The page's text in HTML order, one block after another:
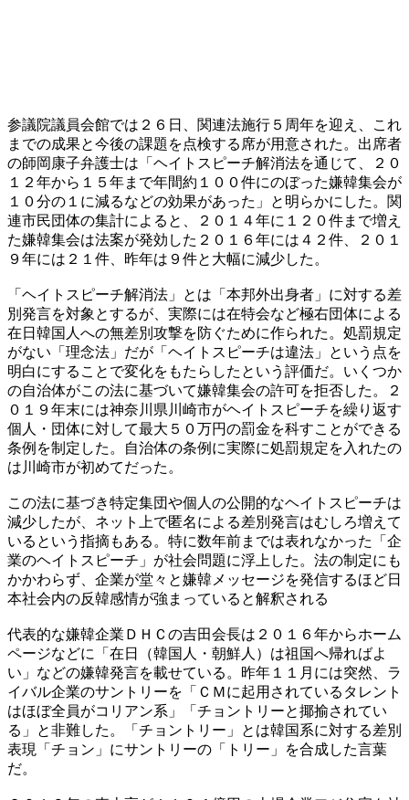
参議院議員会館では２６日、関連法施行５周年を迎え、これ
までの成果と今後の課題を点検する席が用意された。出席者
の師岡康子弁護士は「ヘイトスピーチ解消法を通じて、２０
１２年から１５年まで年間約１００件にのぼった嫌韓集会が
１０分の１に減るなどの効果があった」と明らかにした。関
連市民団体の集計によると、２０１４年に１２０件まで増え
た嫌韓集会は法案が発効した２０１６年には４２件、２０１
９年には２１件、昨年は９件と大幅に減少した。
「ヘイトスピーチ解消法」とは「本邦外出身者」に対する差
別発言を対象とするが、実際には在特会など極右団体による
在日韓国人への無差別攻撃を防ぐために作られた。処罰規定
がない「理念法」だが「ヘイトスピーチは違法」という点を
明白にすることで変化をもたらしたという評価だ。いくつか
の自治体がこの法に基づいて嫌韓集会の許可を拒否した。２
０１９年末には神奈川県川崎市がヘイトスピーチを繰り返す
個人・団体に対して最大５０万円の罰金を科すことができる
条例を制定した。自治体の条例に実際に処罰規定を入れたの
は川崎市が初めてだった。
この法に基づき特定集団や個人の公開的なヘイトスピーチは
減少したが、ネット上で匿名による差別発言はむしろ増えて
いるという指摘もある。特に数年前までは表れなかった「企
業のヘイトスピーチ」が社会問題に浮上した。法の制定にも
かかわらず、企業が堂々と嫌韓メッセージを発信するほど日
本社会内の反韓感情が強まっていると解釈される
代表的な嫌韓企業ＤＨＣの吉田会長は２０１６年からホーム
ページなどに「在日（韓国人・朝鮮人）は祖国へ帰ればよ
い」などの嫌韓発言を載せている。昨年１１月には突然、ラ
イバル企業のサントリーを「ＣＭに起用されているタレント
はほぼ全員がコリアン系」「チョントリーと揶揄されてい
る」と非難した。「チョントリー」とは韓国系に対する差別
表現「チョン」にサントリーの「トリー」を合成した言葉
だ。